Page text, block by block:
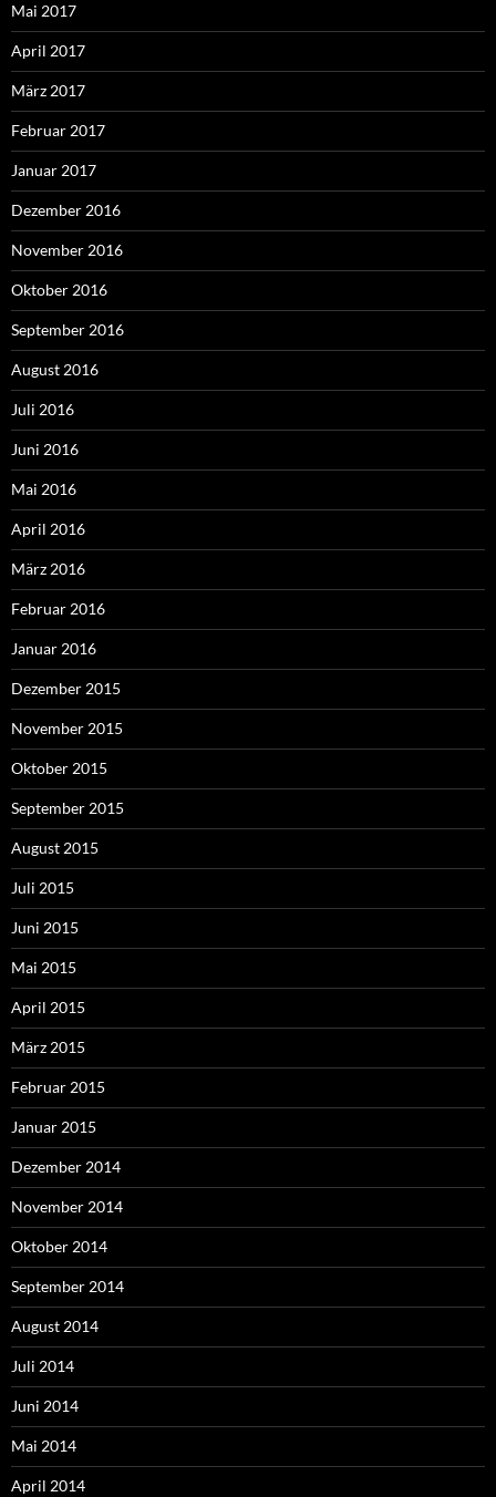
Mai 2017
April 2017
März 2017
Februar 2017
Januar 2017
Dezember 2016
November 2016
Oktober 2016
September 2016
August 2016
Juli 2016
Juni 2016
Mai 2016
April 2016
März 2016
Februar 2016
Januar 2016
Dezember 2015
November 2015
Oktober 2015
September 2015
August 2015
Juli 2015
Juni 2015
Mai 2015
April 2015
März 2015
Februar 2015
Januar 2015
Dezember 2014
November 2014
Oktober 2014
September 2014
August 2014
Juli 2014
Juni 2014
Mai 2014
April 2014